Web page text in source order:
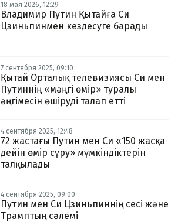
18 мая 2026, 12:29
Владимир Путин Қытайға Си
Цзиньпинмен кездесуге барады
7 сентября 2025, 09:10
Қытай Орталық телевизиясы Си мен
Путиннің «мәңгі өмір» туралы
әңгімесін өшіруді талап етті
4 сентября 2025, 12:48
72 жастағы Путин мен Си «150 жасқа
дейін өмір сүру» мүмкіндіктерін
талқылады
4 сентября 2025, 09:00
Путин мен Си Цзиньпиннің сесі және
Трамптың сәлемі